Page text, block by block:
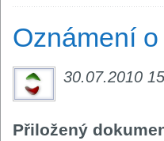
Oznámení
30.07.2010
Přiložený